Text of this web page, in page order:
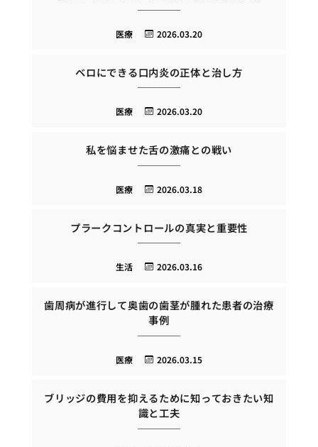
2026.03.20
医療
ベロにできる口内炎の正体と治し方
2026.03.20
医療
私を悩ませた舌の激痛との戦い
2026.03.18
医療
プラークコントロールの真実と重要性
2026.03.16
生活
歯周病が進行して奥歯の歯茎が腫れた患者の治療
事例
2026.03.15
医療
ブリッジの費用を抑えるために知っておきたい知
識と工夫